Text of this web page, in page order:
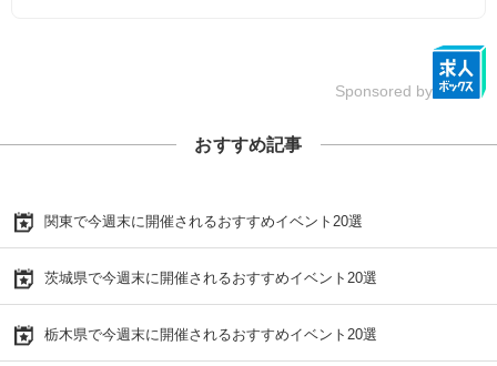
Sponsored by
おすすめ記事
関東で今週末に開催されるおすすめイベント20選
茨城県で今週末に開催されるおすすめイベント20選
栃木県で今週末に開催されるおすすめイベント20選